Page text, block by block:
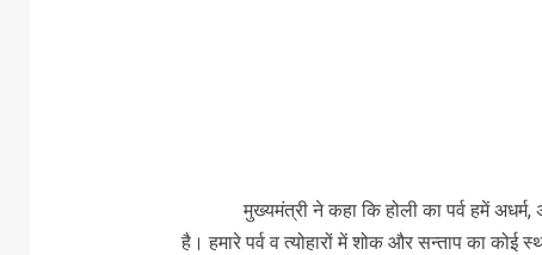
मुख्यमंत्री ने कहा कि होली का पर्व हमें अधर्म,
है। हमारे पर्व व त्योहारों में शोक और सन्ताप का कोई